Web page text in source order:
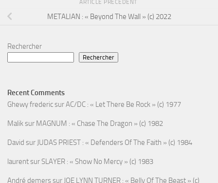
ARTICLE PRÉCÉDENT
METALIAN : « Beyond The Wall » (c) 2022
Rechercher
Rechercher
Recent Comments
Ghewy fredericsurAC/DC : « Let There Be Rock » (c) 1977
Maliksur MAGNUM : « Chase The Dragon » (c) 1982
David sur JUDAS PRIEST : « Defenders Of The Faith » (c) 1984
laurentsur SLAYER : « Show No Mercy » (c) 1983
André demerssur JOE LYNN TURNER : « Belly Of The Beast » (c)